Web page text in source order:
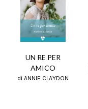
UN RE PER
AMICO
di ANNIE CLAYDON